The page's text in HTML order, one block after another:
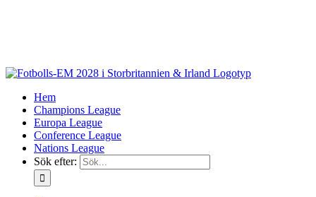
Hem
Champions League
Europa League
Conference League
Nations League
Sök efter: